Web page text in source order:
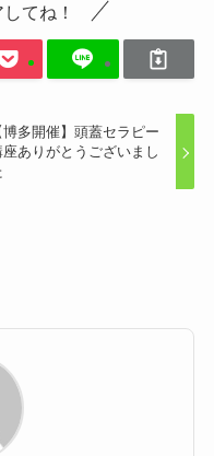
てね！
博多開催】頭蓋セラピー
座ありがとうございまし